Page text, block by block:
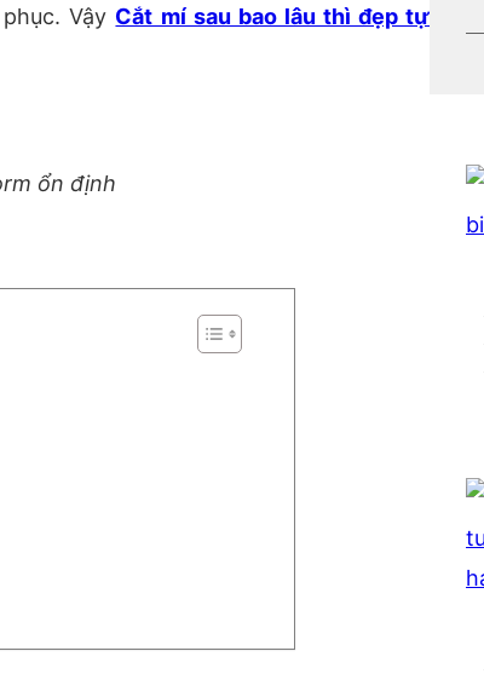
Vậy Cắt mí sau bao lâu thì đẹp tự
ổn định